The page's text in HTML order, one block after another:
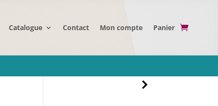
Catalogue Contact Mon compte Panier